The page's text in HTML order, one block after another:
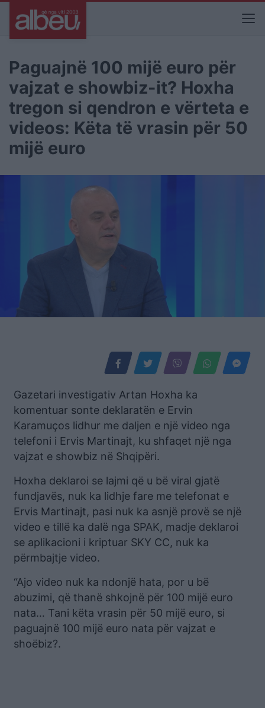
Paguajnë 100 mijë euro për
vajzat e showbiz-it? Hoxha
tregon si qendron e vërteta e
videos: Këta të vrasin për 50
mijë euro
Gazetari investigativ Artan Hoxha ka
komentuar sonte deklaratën e Ervin
Karamuços lidhur me daljen e një video nga
telefoni i Ervis Martinajt, ku shfaqet një nga
vajzat e showbiz në Shqipëri.
Hoxha deklaroi se lajmi që u bë viral gjatë
fundjavës, nuk ka lidhje fare me telefonat e
Ervis Martinajt, pasi nuk ka asnjë provë se një
video e tillë ka dalë nga SPAK, madje deklaroi
se aplikacioni i kriptuar SKY CC, nuk ka
përmbajtje video.
“Ajo video nuk ka ndonjë hata, por u bë
abuzimi, që thanë shkojnë për 100 mijë euro
nata… Tani këta vrasin për 50 mijë euro, si
paguajnë 100 mijë euro nata për vajzat e
shoëbiz?.